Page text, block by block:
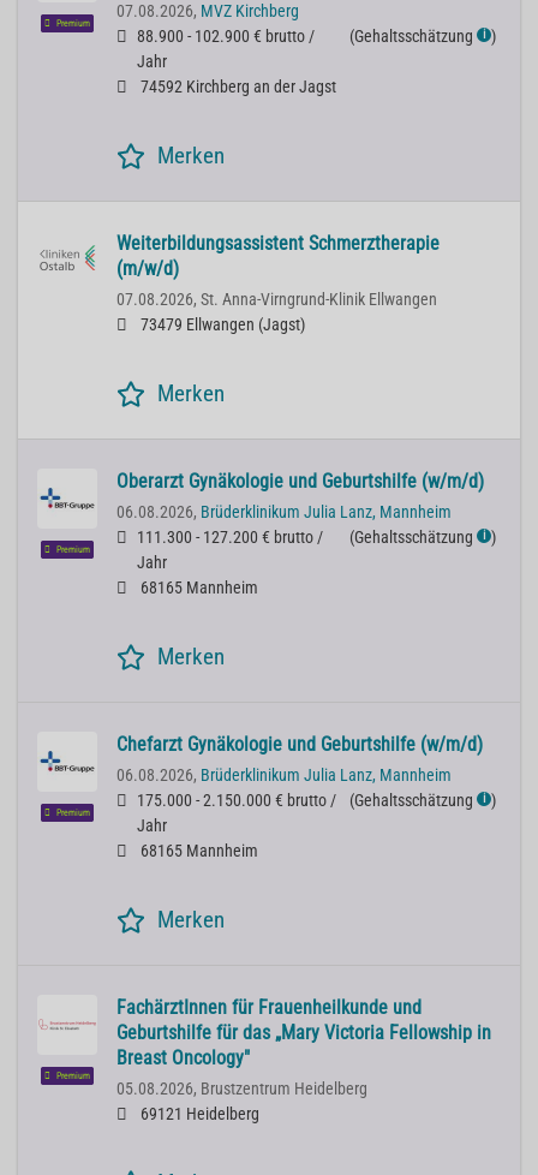
Premium
07.08.2026, MVZ Kirchberg
88.900 - 102.900 € brutto /
Jahr
(Gehaltsschätzung ℹ )
74592 Kirchberg an der Jagst
Merken
Weiterbildungsassistent Schmerztherapie
(m/w/d)
07.08.2026, St. Anna-Virngrund-Klinik Ellwangen
73479 Ellwangen (Jagst)
Merken
Premium
Oberarzt Gynäkologie und Geburtshilfe (w/m/d)
06.08.2026, Brüderklinikum Julia Lanz, Mannheim
111.300 - 127.200 € brutto /
Jahr
(Gehaltsschätzung ℹ )
68165 Mannheim
Merken
Premium
Chefarzt Gynäkologie und Geburtshilfe (w/m/d)
06.08.2026, Brüderklinikum Julia Lanz, Mannheim
175.000 - 2.150.000 € brutto /
Jahr
(Gehaltsschätzung ℹ )
68165 Mannheim
Merken
Premium
FachärztInnen für Frauenheilkunde und
Geburtshilfe für das „Mary Victoria Fellowship in
Breast Oncology"
05.08.2026, Brustzentrum Heidelberg
69121 Heidelberg